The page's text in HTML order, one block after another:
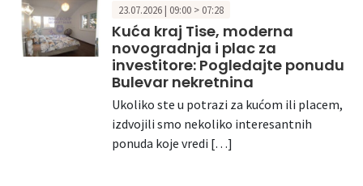
23.07.2026 | 09:00 > 07:28
Kuća kraj Tise, moderna
novogradnja i plac za
investitore: Pogledajte ponudu
Bulevar nekretnina
Ukoliko ste u potrazi za kućom ili placem,
izdvojili smo nekoliko interesantnih
ponuda koje vredi […]